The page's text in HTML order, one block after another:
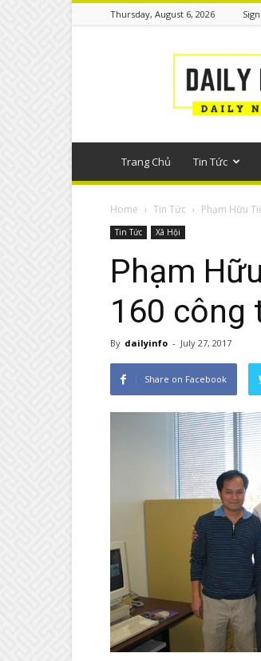
Thursday, August 6, 2026
thông
Trang Chủ Tin Tức
Home Tin Tức Phạm Hữu
Tin Tức Xã Hội
Phạm
160 công
By dailyinfo - July 27, 2017
Share on Facebook